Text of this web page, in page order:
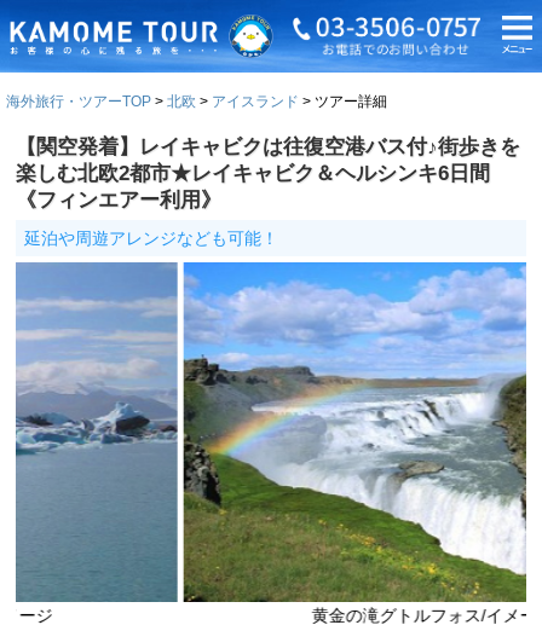
海外旅行・ツアーTOP 北欧 アイスランド ツアー詳細
【関空発着】レイキャビクは往復空港バス付♪街歩きを
楽しむ北欧2都市★レイキャビク＆ヘルシンキ6日間
《フィンエアー利用》
延泊や周遊アレンジなども可能！
黄金の滝グトルフォス/イメージ